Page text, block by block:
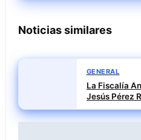
Noticias similares
GENERAL
La Fiscalía
Jesús Pérez
investigación
Reunidos